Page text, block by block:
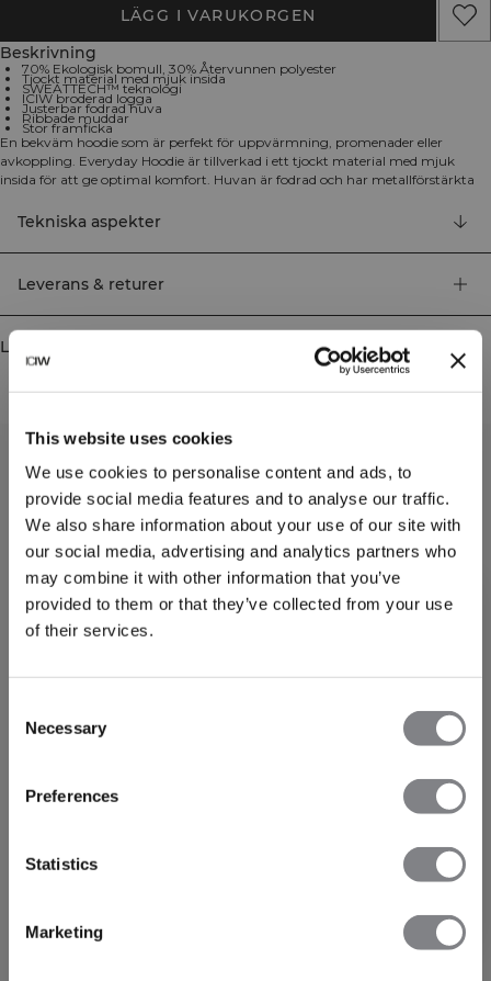
This website uses cookies
We use cookies to personalise content and ads, to
provide social media features and to analyse our traffic.
We also share information about your use of our site with
our social media, advertising and analytics partners who
may combine it with other information that you’ve
provided to them or that they’ve collected from your use
of their services.
Selection
Necessary
Preferences
Statistics
Marketing
LÄGG I VARUKORGEN
Beskrivning
70% Ekologisk bomull, 30% Återvunnen polyester
Tjockt material med mjuk insida
SWEATTECH™ teknologi
ICIW broderad logga
Justerbar fodrad huva
Ribbade muddar
Stor framficka
En bekväm hoodie som är perfekt för uppvärmning, promenader eller
avkoppling. Everyday Hoodie är tillverkad i ett tjockt material med mjuk
insida för att ge optimal komfort. Huvan är fodrad och har metallförstärkta
både praktisk funktion och stil. Stor framficka, ICIW broderad logga,
SWEATTECH™ teknologi, justerbar huva, ribbade muddar. 70% Ekologisk
bomull, 30% Återvunnen polyester
Tekniska aspekter
Leverans & returer
Liknande produkter
När du prenumererar på vårt nyhetsbrev.